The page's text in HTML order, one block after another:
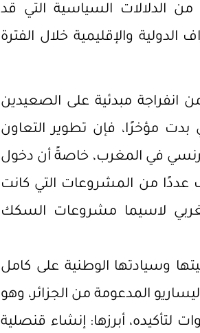
الدلالات السياسية التي قد
والإقليمية خلال الفترة
انفراجة مبدئية على الصعيدين
مؤخرًا، فإن تطوير التعاون
في المغرب، خاصةً أن دخول
عددًا من المشروعات التي كانت
لاسيما مشروعات السكك
وسيادتها الوطنية على كامل
المدعومة من الجزائر، وهو
لتأكيده، أبرزها: إنشاء قنصلية